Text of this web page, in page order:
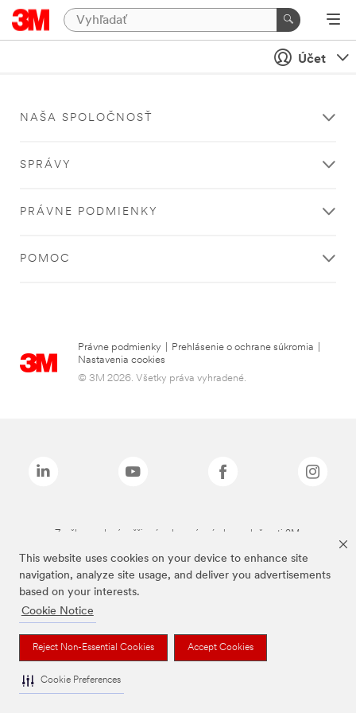
This website uses cookies on your device to enhance site
navigation, analyze site usage, and deliver you advertisements
based on your interests.
Cookie Notice
Reject Non-Essential Cookies Accept Cookies
Cookie Preferences
Účet
NAŠA SPOLOČNOSŤ
SPRÁVY
PRÁVNE PODMIENKY
POMOC
Právne podmienky Prehlásenie o ochrane súkromia
Nastavenia cookies
© 3M 2026. Všetky práva vyhradené.
Značky uvedené vyššie sú ochranné známky spoločnosti 3M.